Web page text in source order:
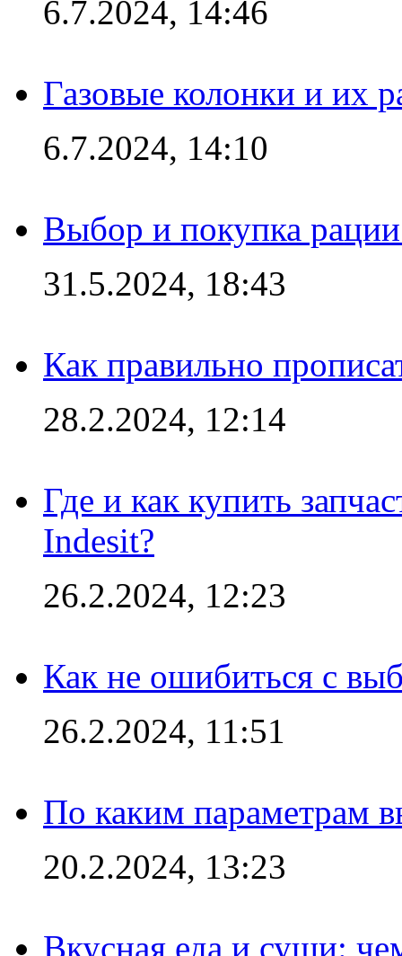
6.7.2024, 14:46
Газовые колонки и их
6.7.2024, 14:10
Выбор и покупка
31.5.2024, 18:43
Как правильно
28.2.2024, 12:14
Где и как купить
Indesit?
26.2.2024, 12:23
Как не ошибиться с
26.2.2024, 11:51
По каким параметрам
20.2.2024, 13:23
Вкусная еда и суши: